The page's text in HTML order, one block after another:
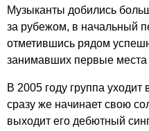
Музыканты добились
за рубежом, в начальный
отметившись рядом
занимавших первые места
В 2005 году группа уходит
сразу же начинает свою
выходит его дебютный